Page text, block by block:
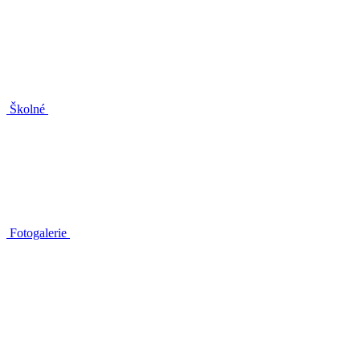
Školné
Fotogalerie